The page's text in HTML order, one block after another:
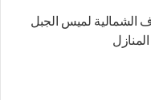
الشمالية لميس الجبل